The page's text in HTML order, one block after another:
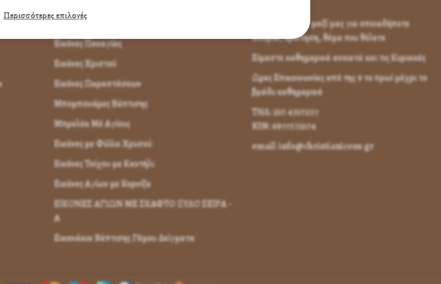
Εικόνες Αγίων
Εικόνες Παναγίας
Εικόνες Χριστού
Εικόνες Παραστάσεων
Μπομπονιέρες Βάπτισης
Μπρελόκ Μέ Αγίους
Εικόνες με Φύλλα Χρυσού
Εικόνες Τοίχου με Καντήλι
Εικόνες Αγίων με Κορνίζα
ΕΙΚΟΝΕΣ ΑΓΙΩΝ ΜΕ ΣΚΑΦΤΟ ΞΥΛΟ ΣΕΙΡΑ -
Α
Εικονάκια Βάπτισης Γάμου Δείγματα
Επικοινωνήστε μαζί μας για οποιαδήποτε
απορία, ερώτηση, θέμα που θέλετε
Είμαστε καθημερινά ανοικτά και τις Κυριακές
Ωρες Επικοινωνίας από της 9 το πρωί μέχρι το
βράδυ καθημερινά
ΤΗΛ: 210 4310257
KIN: 6977572104
email: info@christianicons.gr
Περισσότερες επιλογές